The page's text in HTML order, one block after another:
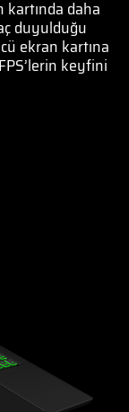
kartında daha
duyulduğu
ekran kartına
keyfini